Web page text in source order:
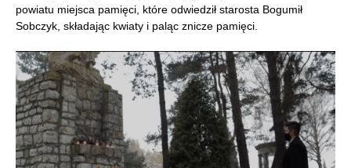
powiatu miejsca pamięci, które odwiedził starosta Bogumił
Sobczyk, składając kwiaty i paląc znicze pamięci.